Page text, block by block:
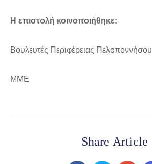
Η επιστολή κοινοποιήθηκε:
Βουλευτές Περιφέρειας Πελοποννήσου
ΜΜΕ
Share Article